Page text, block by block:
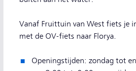
Vanaf Fruittuin van West fiets je
met de OV-fiets naar Florya.
Openingstijden: zondag tot